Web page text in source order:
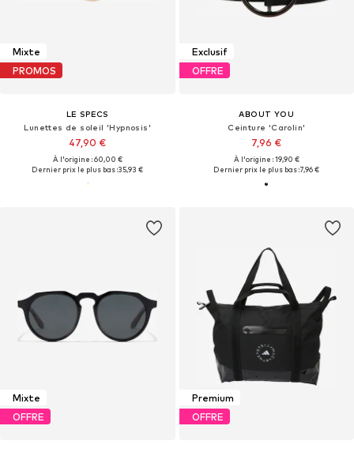
Mixte
PROMOS
LE SPECS
Lunettes de soleil 'Hypnosis'
47,90 €
À l'origine : 60,00 €
Dernier prix le plus bas :35,93 €
Exclusif
OFFRE
ABOUT YOU
Ceinture 'Carolin'
7,96 €
À l'origine : 19,90 €
Dernier prix le plus bas :7,96 €
Mixte
OFFRE
Premium
OFFRE